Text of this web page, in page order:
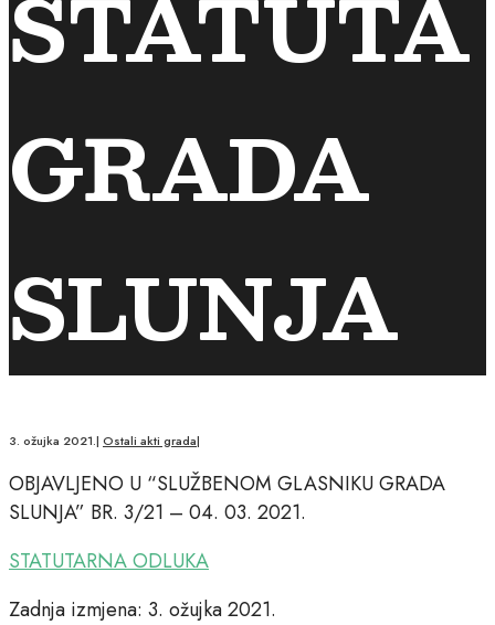
STATUTA
GRADA
SLUNJA
3. ožujka 2021.| Ostali akti grada|
OBJAVLJENO U “SLUŽBENOM GLASNIKU GRADA
SLUNJA” BR. 3/21 – 04. 03. 2021.
STATUTARNA ODLUKA
Zadnja izmjena: 3. ožujka 2021.